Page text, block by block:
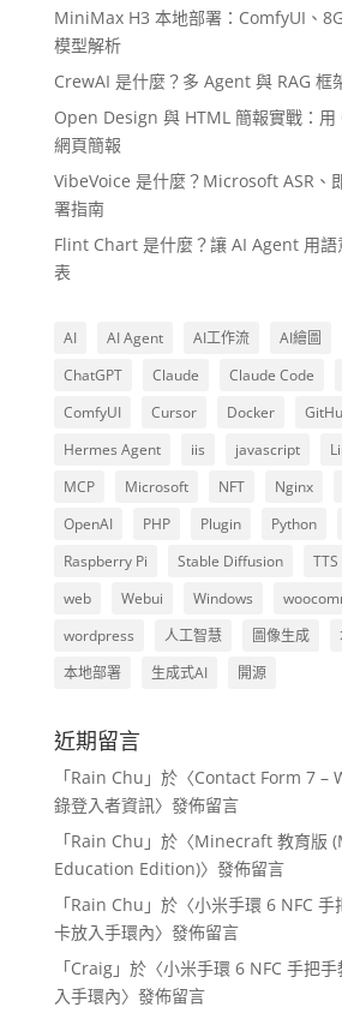
MiniMax H3 本地部署：ComfyUI、
模型解析
CrewAI 是什麼？多 Agent 與 RAG 框
Open Design 與 HTML 簡報實戰：用
網頁簡報
VibeVoice 是什麼？Microsoft ASR、
署指南
Flint Chart 是什麼？讓 AI Agent 用語
表
AI AI Agent AI工作流 AI繪圖
ChatGPT
Claude Claude Code
ComfyUI
Cursor Docker
Hermes Agent
iis javascript
MCP
Microsoft NFT Nginx
OpenAI
PHP Plugin Python
Raspberry Pi
Stable Diffusion TTS
web
Webui Windows
wordpress
人工智慧 圖像生成
本地部署
生成式AI 開源
近期留言
「Rain Chu 」於〈Contact Form 7 –
錄登入者資訊〉發佈留言
「Rain Chu 」於〈Minecraft 教育版
Education Edition)〉發佈留言
「Rain Chu 」於〈小米手環 6 NFC 手
卡放入手環內〉發佈留言
「Craig」於〈小米手環 6 NFC 手把
入手環內〉發佈留言